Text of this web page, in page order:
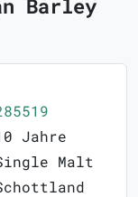
Barley
Jahre
Malt